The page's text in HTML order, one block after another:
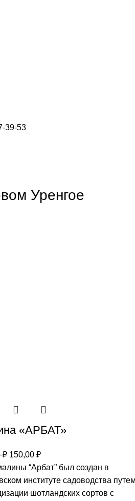
39-53
Уренгое
«АРБАТ»
₽ 150,00 ₽
“Арбат” был создан в
институте садоводства путем
шотландских сортов с